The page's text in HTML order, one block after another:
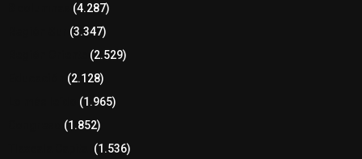
(4.287)
(3.347)
(2.529)
(2.128)
(1.965)
(1.852)
(1.536)